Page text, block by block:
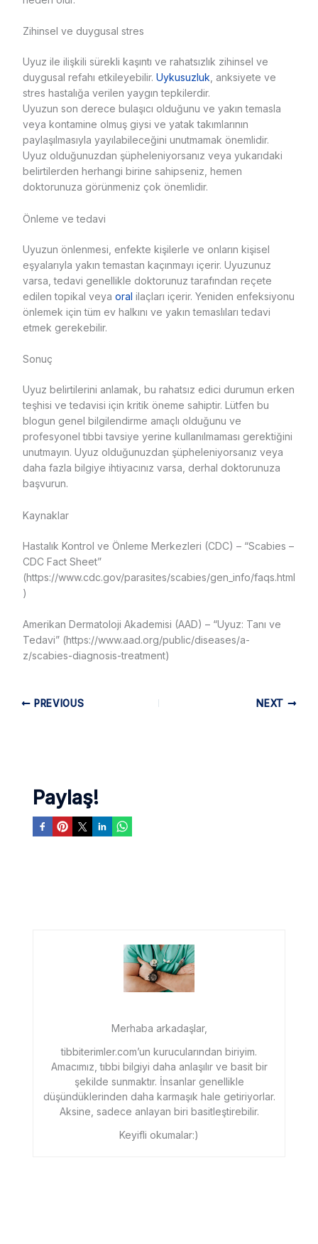
Zihinsel ve duygusal stres
Uyuz ile ilişkili sürekli kaşıntı ve rahatsızlık zihinsel ve
duygusal refahı etkileyebilir. Uykusuzluk , anksiyete ve
stres hastalığa verilen yaygın tepkilerdir.
Uyuzun son derece bulaşıcı olduğunu ve yakın temasla
veya kontamine olmuş giysi ve yatak takımlarının
paylaşılmasıyla yayılabileceğini unutmamak önemlidir.
Uyuz olduğunuzdan şüpheleniyorsanız veya yukarıdaki
belirtilerden herhangi birine sahipseniz, hemen
doktorunuza görünmeniz çok önemlidir.
Önleme ve tedavi
Uyuzun önlenmesi, enfekte kişilerle ve onların kişisel
eşyalarıyla yakın temastan kaçınmayı içerir. Uyuzunuz
varsa, tedavi genellikle doktorunuz tarafından reçete
edilen topikal veya oral ilaçları içerir. Yeniden enfeksiyonu
önlemek için tüm ev halkını ve yakın temaslıları tedavi
etmek gerekebilir.
Sonuç
Uyuz belirtilerini anlamak, bu rahatsız edici durumun erken
teşhisi ve tedavisi için kritik öneme sahiptir. Lütfen bu
blogun genel bilgilendirme amaçlı olduğunu ve
profesyonel tıbbi tavsiye yerine kullanılmaması gerektiğini
unutmayın. Uyuz olduğunuzdan şüpheleniyorsanız veya
daha fazla bilgiye ihtiyacınız varsa, derhal doktorunuza
başvurun.
Kaynaklar
Hastalık Kontrol ve Önleme Merkezleri (CDC) – “Scabies –
CDC Fact Sheet”
(https://www.cdc.gov/parasites/scabies/gen_info/faqs.html
)
Amerikan Dermatoloji Akademisi (AAD) – “Uyuz: Tanı ve
Tedavi” (https://www.aad.org/public/diseases/a-
z/scabies-diagnosis-treatment)
PREVIOUS NEXT
Paylaş!
Merhaba arkadaşlar,
tibbiterimler.com’un kurucularından biriyim.
Amacımız, tıbbi bilgiyi daha anlaşılır ve basit bir
şekilde sunmaktır. İnsanlar genellikle
düşündüklerinden daha karmaşık hale getiriyorlar.
Aksine, sadece anlayan biri basitleştirebilir.
Keyifli okumalar:)